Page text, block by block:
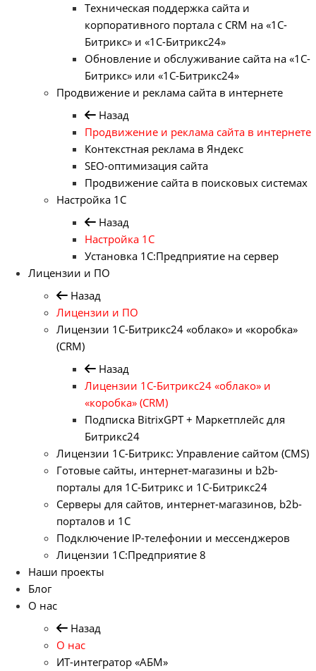
Техническая поддержка сайта и
корпоративного портала с CRM на «1С-
Битрикс» и «1С-Битрикс24»
Обновление и обслуживание сайта на «1С-
Битрикс» или «1С-Битрикс24»
Продвижение и реклама сайта в интернете
Назад
Продвижение и реклама сайта в интернете
Контекстная реклама в Яндекс
SEO-оптимизация сайта
Продвижение сайта в поисковых системах
Настройка 1С
Назад
Настройка 1С
Установка 1С:Предприятие на сервер
Лицензии и ПО
Назад
Лицензии и ПО
Лицензии 1С-Битрикс24 «облако» и «коробка»
(CRM)
Назад
Лицензии 1С-Битрикс24 «облако» и
«коробка» (CRM)
Подписка BitrixGPT + Маркетплейс для
Битрикс24
Лицензии 1С-Битрикс: Управление сайтом (CMS)
Готовые сайты, интернет-магазины и b2b-
порталы для 1С-Битрикс и 1С-Битрикс24
Серверы для сайтов, интернет-магазинов, b2b-
порталов и 1С
Подключение IP-телефонии и мессенджеров
Лицензии 1C:Предприятие 8
Наши проекты
Блог
О нас
Назад
О нас
ИТ-интегратор «АБМ»